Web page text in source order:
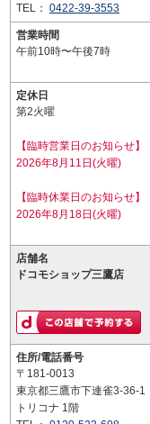
TEL： 0422-39-3553
営業時間
午前10時〜午後7時
定休日
第2火曜
【臨時営業日のお知らせ】
2026年8月11日(火曜)
【臨時休業日のお知らせ】
2026年8月18日(火曜)
店舗名
ドコモショップ三鷹店
住所/電話番号
〒181-0013
東京都三鷹市下連雀3-36-1
トリコナ 1階